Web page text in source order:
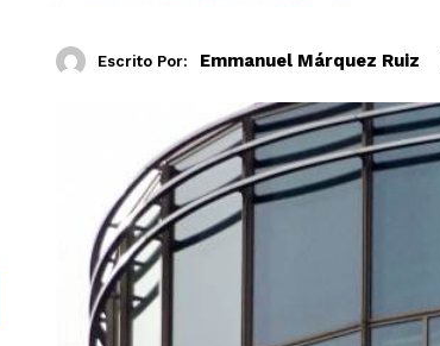
Escrito Por: Emmanuel Márquez Ruiz